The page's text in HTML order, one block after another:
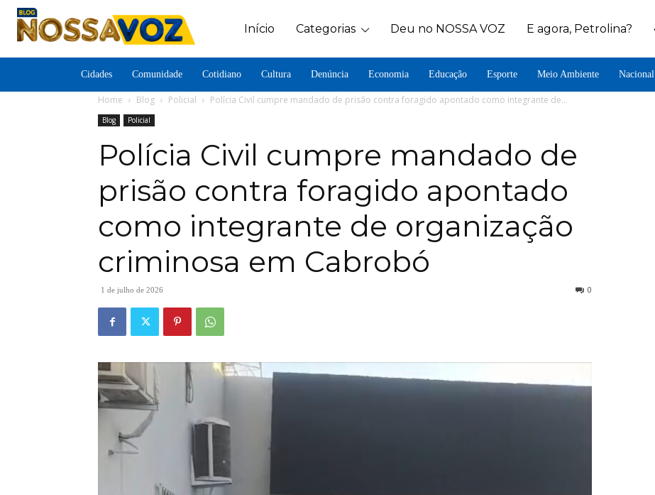
Início Categorias Deu no NOSSA VOZ E agora, Petrolina?
Cidades Comunidade Cotidiano Cultura Denúncia Economia Educação Esporte Meio Ambiente Nacional
Home Blog Policial Polícia Civil cumpre mandado de prisão contra foragido apontado como integrante de...
Blog Policial
Polícia Civil cumpre mandado de
prisão contra foragido apontado
como integrante de organização
criminosa em Cabrobó
1 de julho de 2026 0